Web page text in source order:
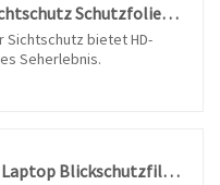
POHYPYZ 2 Stück Sichtschutz Schutzfolie für Samsung Galaxy S24， Anti-Spy Schutzglas，Sichtschutz Displayschutz，Sichtschutzfolie，Datenschutzfilter，9H Härte，Kratzfest，Bläschenfrei
Sichtschutz bietet HD-
Seherlebnis.
Trust Primo 14 Zoll Laptop Blickschutzfilter, 60° Blickwinkel